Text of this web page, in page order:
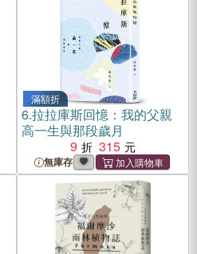
滿額折
6.拉拉庫斯回憶：我的父親
高一生與那段歲月
9
315
無庫存